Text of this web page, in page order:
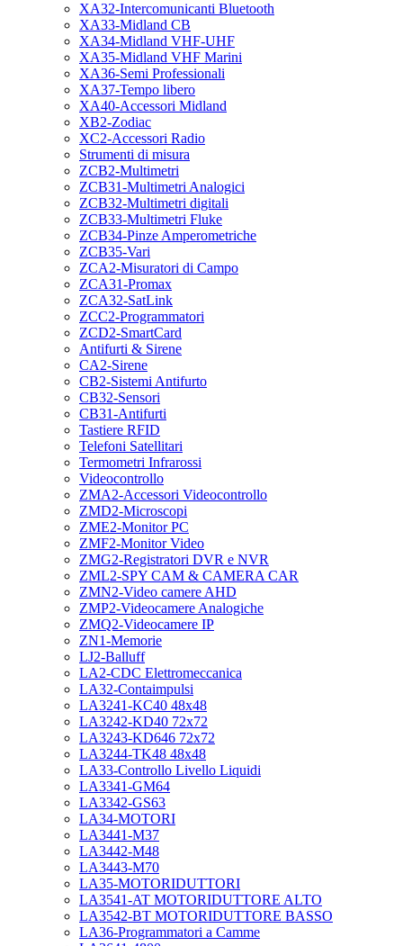
XA32-Intercomunicanti Bluetooth
XA33-Midland CB
XA34-Midland VHF-UHF
XA35-Midland VHF Marini
XA36-Semi Professionali
XA37-Tempo libero
XA40-Accessori Midland
XB2-Zodiac
XC2-Accessori Radio
Strumenti di misura
ZCB2-Multimetri
ZCB31-Multimetri Analogici
ZCB32-Multimetri digitali
ZCB33-Multimetri Fluke
ZCB34-Pinze Amperometriche
ZCB35-Vari
ZCA2-Misuratori di Campo
ZCA31-Promax
ZCA32-SatLink
ZCC2-Programmatori
ZCD2-SmartCard
Antifurti & Sirene
CA2-Sirene
CB2-Sistemi Antifurto
CB32-Sensori
CB31-Antifurti
Tastiere RFID
Telefoni Satellitari
Termometri Infrarossi
Videocontrollo
ZMA2-Accessori Videocontrollo
ZMD2-Microscopi
ZME2-Monitor PC
ZMF2-Monitor Video
ZMG2-Registratori DVR e NVR
ZML2-SPY CAM & CAMERA CAR
ZMN2-Video camere AHD
ZMP2-Videocamere Analogiche
ZMQ2-Videocamere IP
ZN1-Memorie
LJ2-Balluff
LA2-CDC Elettromeccanica
LA32-Contaimpulsi
LA3241-KC40 48x48
LA3242-KD40 72x72
LA3243-KD646 72x72
LA3244-TK48 48x48
LA33-Controllo Livello Liquidi
LA3341-GM64
LA3342-GS63
LA34-MOTORI
LA3441-M37
LA3442-M48
LA3443-M70
LA35-MOTORIDUTTORI
LA3541-AT MOTORIDUTTORE ALTO
LA3542-BT MOTORIDUTTORE BASSO
LA36-Programmatori a Camme